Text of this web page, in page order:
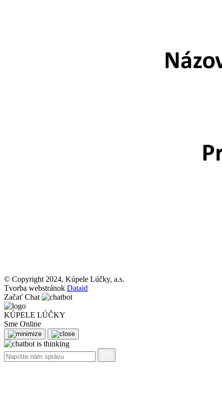
© Copyright 2024, Kúpele Lúčky, a.s.
Tvorba webstránok Dataid
Začať Chat
KÚPELE LÚČKY
Sme Online